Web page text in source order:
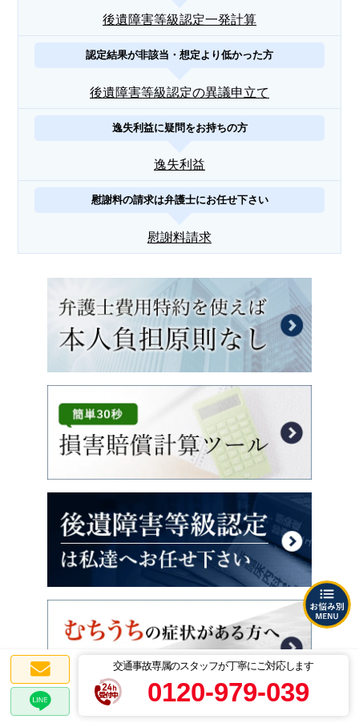
交通事故専属のスタッフが丁寧にご対応します
0120-979-039
後遺障害等級認定一発計算
認定結果が非該当・想定より低かった方
後遺障害等級認定の異議申立て
逸失利益に疑問をお持ちの方
逸失利益
慰謝料の請求は弁護士にお任せ下さい
慰謝料請求